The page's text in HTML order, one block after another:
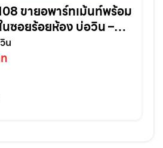
ขายอพาร์ทเม้นท์พร้อม
ซอยร้อยห้อง บ่อวิน –
ชุมชนเหมาะลงทุนต่อย
น